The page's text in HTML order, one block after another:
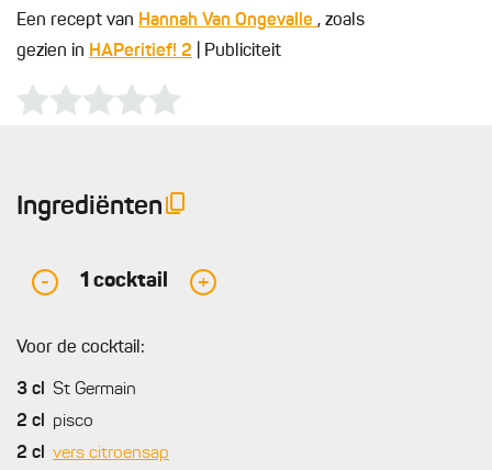
Een recept van Hannah Van Ongevalle , zoals
gezien in HAPeritief! 2 | Publiciteit
Ingrediënten
- 1 cocktail +
Voor de cocktail:
3 cl
St Germain
2 cl
pisco
2 cl
vers citroensap